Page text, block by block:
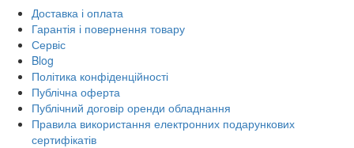
Доставка і оплата
Гарантія і повернення товару
Сервіс
Blog
Політика конфіденційності
Публічна оферта
Публічний договір оренди обладнання
Правила використання електронних подарункових
сертифікатів